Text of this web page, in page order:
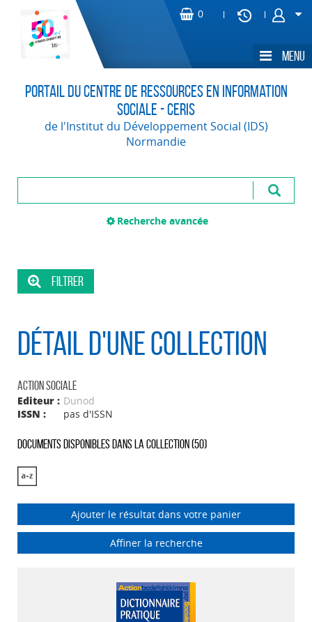
Portail du Centre de Ressources en Information
Sociale - CERIS
de l'Institut du Développement Social (IDS)
Normandie
Recherche avancée
Détail d'une collection
Action sociale
Editeur : Dunod
ISSN :
pas d'ISSN
Documents disponibles dans la collection (50)
Ajouter le résultat dans votre panier
Affiner la recherche